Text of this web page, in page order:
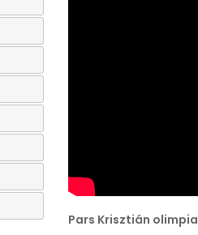
Pars Krisztián